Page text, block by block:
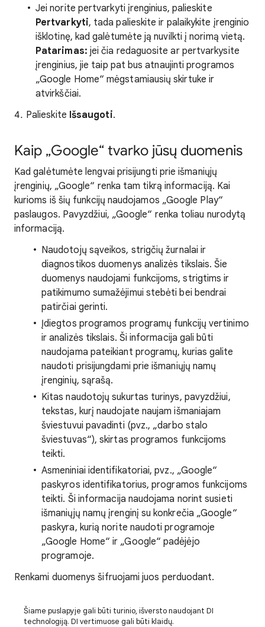
Jei norite pertvarkyti įrenginius, palieskite
Pertvarkyti, tada palieskite ir palaikykite įrenginio
išklotinę, kad galėtumėte ją nuvilkti į norimą vietą.
Patarimas: jei čia redaguosite ar pertvarkysite
įrenginius, jie taip pat bus atnaujinti programos
„Google Home“ mėgstamiausių skirtuke ir
atvirkščiai.
Palieskite Išsaugoti.
Kaip „Google“ tvarko jūsų duomenis
Kad galėtumėte lengvai prisijungti prie išmaniųjų
įrenginių, „Google“ renka tam tikrą informaciją. Kai
kurioms iš šių funkcijų naudojamos „Google Play“
paslaugos. Pavyzdžiui, „Google“ renka toliau nurodytą
informaciją.
Naudotojų sąveikos, strigčių žurnalai ir
diagnostikos duomenys analizės tikslais. Šie
duomenys naudojami funkcijoms, strigtims ir
patikimumo sumažėjimui stebėti bei bendrai
patirčiai gerinti.
Įdiegtos programos programų funkcijų vertinimo
ir analizės tikslais. Ši informacija gali būti
naudojama pateikiant programų, kurias galite
naudoti prisijungdami prie išmaniųjų namų
įrenginių, sąrašą.
Kitas naudotojų sukurtas turinys, pavyzdžiui,
tekstas, kurį naudojate naujam išmaniajam
šviestuvui pavadinti (pvz., „darbo stalo
šviestuvas“), skirtas programos funkcijoms
teikti.
Asmeniniai identifikatoriai, pvz., „Google“
paskyros identifikatorius, programos funkcijoms
teikti. Ši informacija naudojama norint susieti
išmaniųjų namų įrenginį su konkrečia „Google“
paskyra, kurią norite naudoti programoje
„Google Home“ ir „Google“ padėjėjo
programoje.
Renkami duomenys šifruojami juos perduodant.
Šiame puslapyje gali būti turinio, išversto naudojant DI
technologiją. DI vertimuose gali būti klaidų.